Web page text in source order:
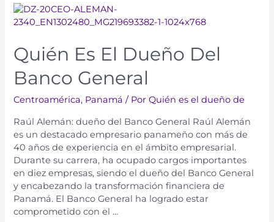
Quién Es El Dueño Del
Banco General
Centroamérica, Panamá / PorQuién es el dueño de
Raúl Alemán: dueño del Banco General Raúl Alemán
es un destacado empresario panameño con más de
40 años de experiencia en el ámbito empresarial.
Durante su carrera, ha ocupado cargos importantes
en diez empresas, siendo el dueño del Banco General
y encabezando la transformación financiera de
Panamá. El Banco General ha logrado estar
comprometido con el …